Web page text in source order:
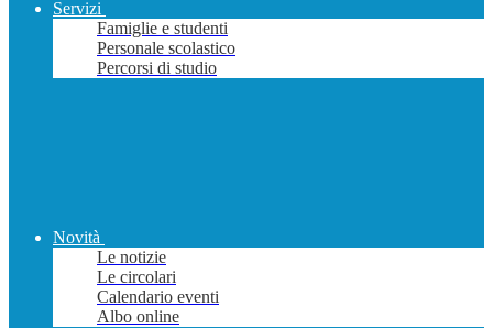
Servizi
Famiglie e studenti
Personale scolastico
Percorsi di studio
Novità
Le notizie
Le circolari
Calendario eventi
Albo online